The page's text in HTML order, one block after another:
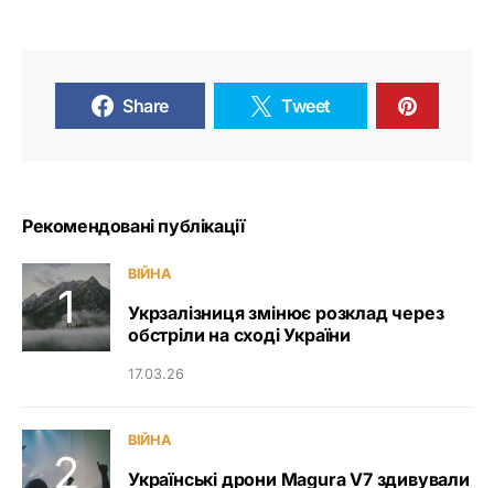
Share Tweet
Рекомендовані публікації
ВІЙНА
Укрзалізниця змінює розклад через
обстріли на сході України
17.03.26
ВІЙНА
Українські дрони Magura V7 здивували